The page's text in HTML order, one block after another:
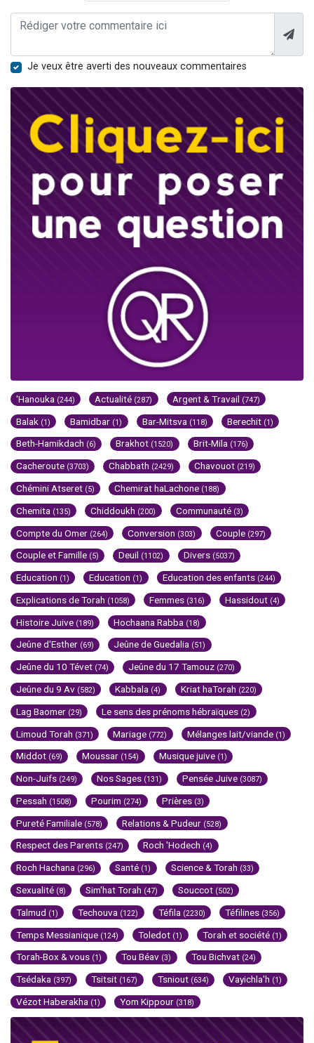
Je veux être averti des nouveaux commentaires
'Hanouka (244) Actualité (287) Argent & Travail (747)
Balak (1) Bamidbar (1) Bar-Mitsva (118) Berechit (1)
Beth-Hamikdach (6) Brakhot (1520) Brit-Mila (176)
Cacheroute (3703) Chabbath (2429) Chavouot (219)
Chémini Atseret (5) Chemirat haLachone (188)
Chemita (135) Chiddoukh (200) Communauté (3)
Compte du Omer (264) Conversion (303) Couple (297)
Couple et Famille (5) Deuil (1102) Divers (5037)
Education (1) Education (1) Education des enfants (244)
Explications de Torah (1058) Femmes (316) Hassidout (4)
Histoire Juive (189) Hochaana Rabba (18)
Jeûne d'Esther (69) Jeûne de Guedalia (51)
Jeûne du 10 Tévet (74) Jeûne du 17 Tamouz (270)
Jeûne du 9 Av (582) Kabbala (4) Kriat haTorah (220)
Lag Baomer (29) Le sens des prénoms hébraïques (2)
Limoud Torah (371) Mariage (772) Mélanges lait/viande (1)
Middot (69) Moussar (154) Musique juive (1)
Non-Juifs (249) Nos Sages (131) Pensée Juive (3087)
Pessah (1508) Pourim (274) Prières (3)
Pureté Familiale (578) Relations & Pudeur (528)
Respect des Parents (247) Roch 'Hodech (4)
Roch Hachana (296) Santé (1) Science & Torah (33)
Sexualité (8) Sim'hat Torah (47) Souccot (502)
Talmud (1) Techouva (122) Téfila (2230) Téfilines (356)
Temps Messianique (124) Toledot (1) Torah et société (1)
Torah-Box & vous (1) Tou Béav (3) Tou Bichvat (24)
Tsédaka (397) Tsitsit (167) Tsniout (634) Vayichla'h (1)
Vézot Haberakha (1) Yom Kippour (318)